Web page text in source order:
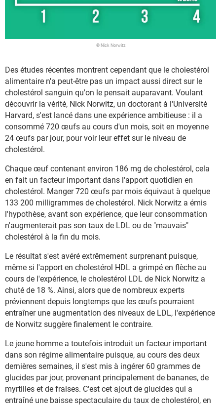
© Nick Norwitz
Des études récentes montrent cependant que le cholestérol
alimentaire n'a peut-être pas un impact aussi direct sur le
cholestérol sanguin qu'on le pensait auparavant. Voulant
découvrir la vérité, Nick Norwitz, un doctorant à l'Université
Harvard, s'est lancé dans une expérience ambitieuse : il a
consommé 720 œufs au cours d'un mois, soit en moyenne
24 œufs par jour, pour voir leur effet sur le niveau de
cholestérol.
Chaque œuf contenant environ 186 mg de cholestérol, cela
en fait un facteur important dans l'apport quotidien en
cholestérol. Manger 720 œufs par mois équivaut à quelque
133 200 milligrammes de cholestérol. Nick Norwitz a émis
l'hypothèse, avant son expérience, que leur consommation
n'augmenterait pas son taux de LDL ou de "mauvais"
cholestérol à la fin du mois.
Le résultat s'est avéré extrêmement surprenant puisque,
même si l'apport en cholestérol HDL a grimpé en flèche au
cours de l'expérience, le cholestérol LDL de Nick Norwitz a
chuté de 18 %. Ainsi, alors que de nombreux experts
préviennent depuis longtemps que les œufs pourraient
entraîner une augmentation des niveaux de LDL, l'expérience
de Norwitz suggère finalement le contraire.
Le jeune homme a toutefois introduit un facteur important
dans son régime alimentaire puisque, au cours des deux
dernières semaines, il s'est mis à ingérer 60 grammes de
glucides par jour, provenant principalement de bananes, de
myrtilles et de fraises. C'est cet ajout de glucides qui a
entraîné une baisse spectaculaire du taux de cholestérol, en